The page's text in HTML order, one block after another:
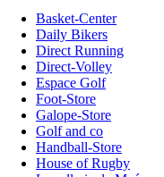
Basket-Center
Daily Bikers
Direct Running
Direct-Volley
Espace Golf
Foot-Store
Galope-Store
Golf and co
Handball-Store
House of Rugby